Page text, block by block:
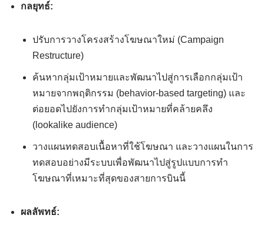
กลยุทธ์:
ปรับการวางโครงสร้างโฆษณาใหม่ (Campaign
Restructure)
ค้นหากลุ่มเป้าหมายและพัฒนาไปสู่การเลือกกลุ่มเป้า
หมายจากพฤติกรรม (behavior-based targeting) และ
ต่อยอดไปยังการทำกลุ่มเป้าหมายที่คล้ายคลึง
(lookalike audience)
วางแผนทดสอบเนื้อหาที่ใช้โฆษณา และวางแผนในการ
ทดสอบอย่างมีระบบเพื่อพัฒนาไปสู่รูปแบบการทำ
โฆษณาที่เหมาะที่สุดของสายการบินนี้
ผลลัพทธ์: